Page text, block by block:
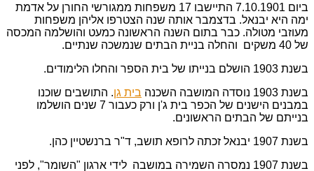
ביום 7.10.1901 התיישבו 17 משפחות ממגורשי החורן על אדמת
ימה היא יבנאל. בדצמבר אותה שנה הצטרפו אליהן משפחות
מעוזבי מטולה. כבר בתום השנה הראשונה כמעט והושלמה המכסה
של 40 משקים והחלה בניית הבתים שנמשכה שנתיים.
בשנת 1903 הושלם בנייתו של בית הספר והחלו הלימודים.
בשנת 1903 נוסדה המושבה השכנה
בית גן. התושבים שוכנו
במבנים הישנים של הכפר בית ג'ן ורק כעבור 7 שנים הושלמו
בנייתם של הבתים הראשונים.
בשנת 1907 יבנאל זכתה לרופא תושב, ד"ר ברנשטיין כהן.
בשנת 1907 נמסרה השמירה במושבה לידי ארגון "השומר", לפני